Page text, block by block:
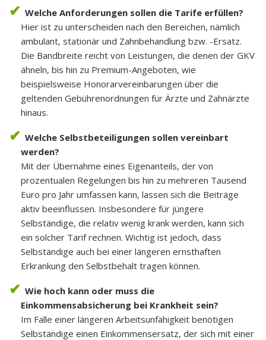
Welche Anforderungen sollen die Tarife erfüllen?
Hier ist zu unterscheiden nach den Bereichen, nämlich
ambulant, stationär und Zahnbehandlung bzw. -Ersatz.
Die Bandbreite reicht von Leistungen, die denen der GKV
ähneln, bis hin zu Premium-Angeboten, wie
beispielsweise Honorarvereinbarungen über die
geltenden Gebührenordnungen für Ärzte und Zahnärzte
hinaus.
Welche Selbstbeteiligungen sollen vereinbart
werden?
Mit der Übernahme eines Eigenanteils, der von
prozentualen Regelungen bis hin zu mehreren Tausend
Euro pro Jahr umfassen kann, lassen sich die Beiträge
aktiv beeinflussen. Insbesondere für jüngere
Selbständige, die relativ wenig krank werden, kann sich
ein solcher Tarif rechnen. Wichtig ist jedoch, dass
Selbständige auch bei einer längeren ernsthaften
Erkrankung den Selbstbehalt tragen können.
Wie hoch kann oder muss die
Einkommensabsicherung bei Krankheit sein?
Im Falle einer längeren Arbeitsunfähigkeit benötigen
Selbständige einen Einkommensersatz, der sich mit einer